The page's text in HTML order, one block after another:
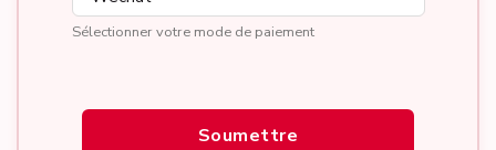
Sélectionner votre mode de paiement
Soumettre